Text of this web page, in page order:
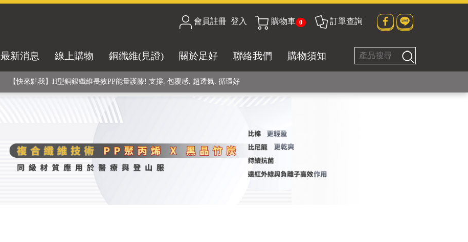
會員註冊 登入 購物車 0 訂單查詢
最新消息 線上購物 銅纖維(見證) 關於足好 聯絡我們 購物須知
銅銀鍺元素融合紗線，長效抗菌除臭! 全程MIT製造，通過多項國際檢驗
【快來點我】H型銅銀纖維長效PP能量護膝! 支撐. 包覆感. 超透氣. 循環好
【快來點我】三金家族- 專利活氧 男女內褲系列